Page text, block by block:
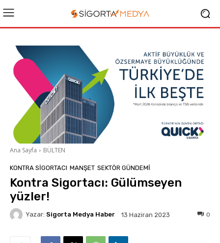
Ana Sayfa BÜLTEN
KONTRA SIGORTACI MANŞET SEKTÖR GÜNDEMİ
Kontra Sigortacı: Gülümseyen
yüzler!
Yazar: Sigorta Medya Haber 13 Haziran 2023 0